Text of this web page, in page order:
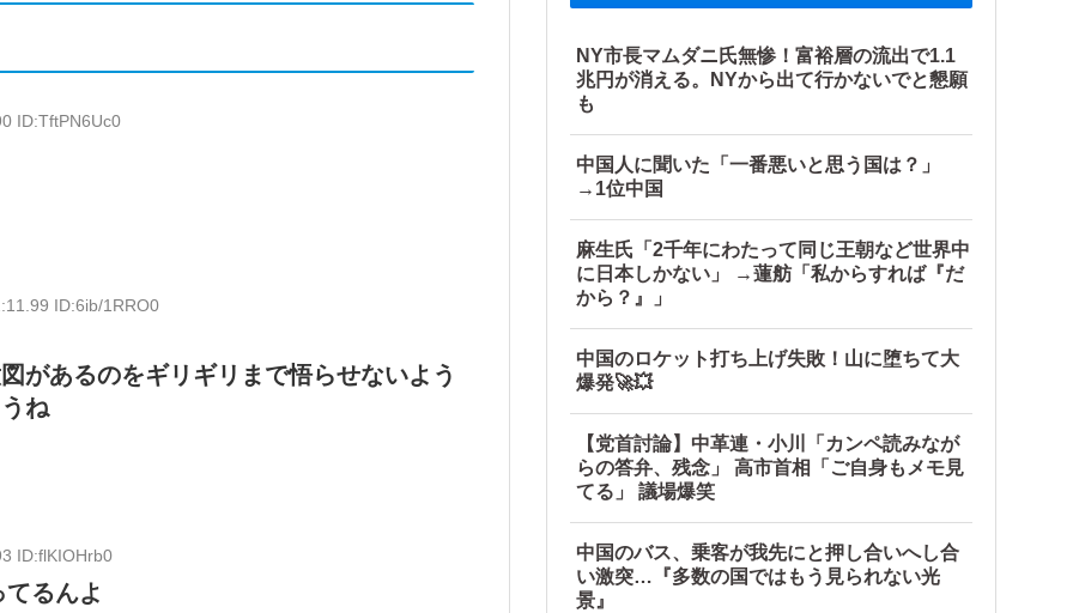
ID:TftPN6Uc0
ID:6ib/1RRO0
があるのをギリギリまで悟らせないよう
ね
ID:flKIOHrb0
るんよ
NY市長マムダニ氏無惨！富裕層の流出で1.1
兆円が消える。NYから出て行かないでと懇願
も
中国人に聞いた「一番悪いと思う国は？」
→1位中国
麻生氏「2千年にわたって同じ王朝など世界中
に日本しかない」 →蓮舫「私からすれば『だ
から？』」
中国のロケット打ち上げ失敗！山に堕ちて大
爆発🚀💥
【党首討論】中革連・小川「カンペ読みなが
らの答弁、残念」 高市首相「ご自身もメモ見
てる」 議場爆笑
中国のバス、乗客が我先にと押し合いへし合
い激突…『多数の国ではもう見られない光
景』